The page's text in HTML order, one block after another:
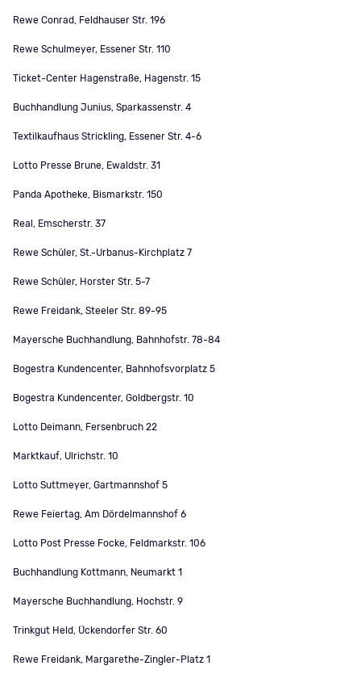
Rewe Conrad, Feldhauser Str. 196
Rewe Schulmeyer, Essener Str. 110
Ticket-Center Hagenstraße, Hagenstr. 15
Buchhandlung Junius, Sparkassenstr. 4
Textilkaufhaus Strickling, Essener Str. 4-6
Lotto Presse Brune, Ewaldstr. 31
Panda Apotheke, Bismarkstr. 150
Real, Emscherstr. 37
Rewe Schüler, St.-Urbanus-Kirchplatz 7
Rewe Schüler, Horster Str. 5-7
Rewe Freidank, Steeler Str. 89-95
Mayersche Buchhandlung, Bahnhofstr. 78-84
Bogestra Kundencenter, Bahnhofsvorplatz 5
Bogestra Kundencenter, Goldbergstr. 10
Lotto Deimann, Fersenbruch 22
Marktkauf, Ulrichstr. 10
Lotto Suttmeyer, Gartmannshof 5
Rewe Feiertag, Am Dördelmannshof 6
Lotto Post Presse Focke, Feldmarkstr. 106
Buchhandlung Kottmann, Neumarkt 1
Mayersche Buchhandlung, Hochstr. 9
Trinkgut Held, Ückendorfer Str. 60
Rewe Freidank, Margarethe-Zingler-Platz 1